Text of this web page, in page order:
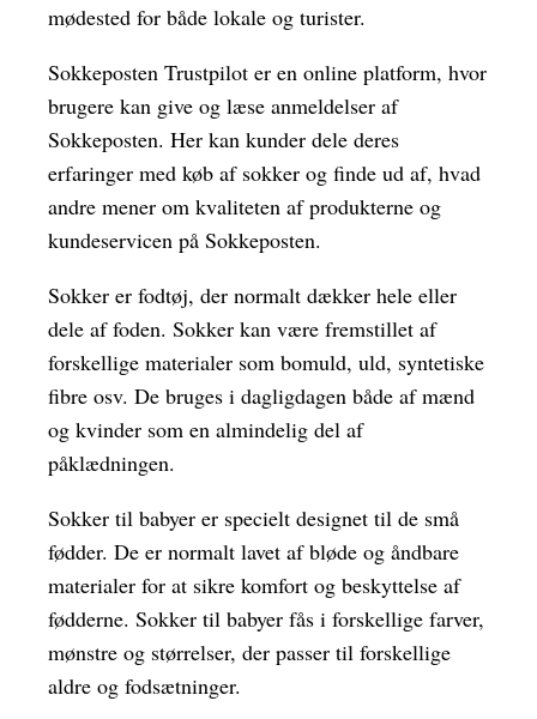
mødested for både lokale og turister.
Sokkeposten Trustpilot er en online platform, hvor
brugere kan give og læse anmeldelser af
Sokkeposten. Her kan kunder dele deres
erfaringer med køb af sokker og finde ud af, hvad
andre mener om kvaliteten af produkterne og
kundeservicen på Sokkeposten.
Sokker er fodtøj, der normalt dækker hele eller
dele af foden. Sokker kan være fremstillet af
forskellige materialer som bomuld, uld, syntetiske
fibre osv. De bruges i dagligdagen både af mænd
og kvinder som en almindelig del af
påklædningen.
Sokker til babyer er specielt designet til de små
fødder. De er normalt lavet af bløde og åndbare
materialer for at sikre komfort og beskyttelse af
fødderne. Sokker til babyer fås i forskellige farver,
mønstre og størrelser, der passer til forskellige
aldre og fodsætninger.